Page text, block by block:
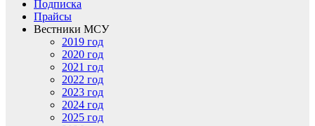
Подписка
Прайсы
Вестники МСУ
2019 год
2020 год
2021 год
2022 год
2023 год
2024 год
2025 год